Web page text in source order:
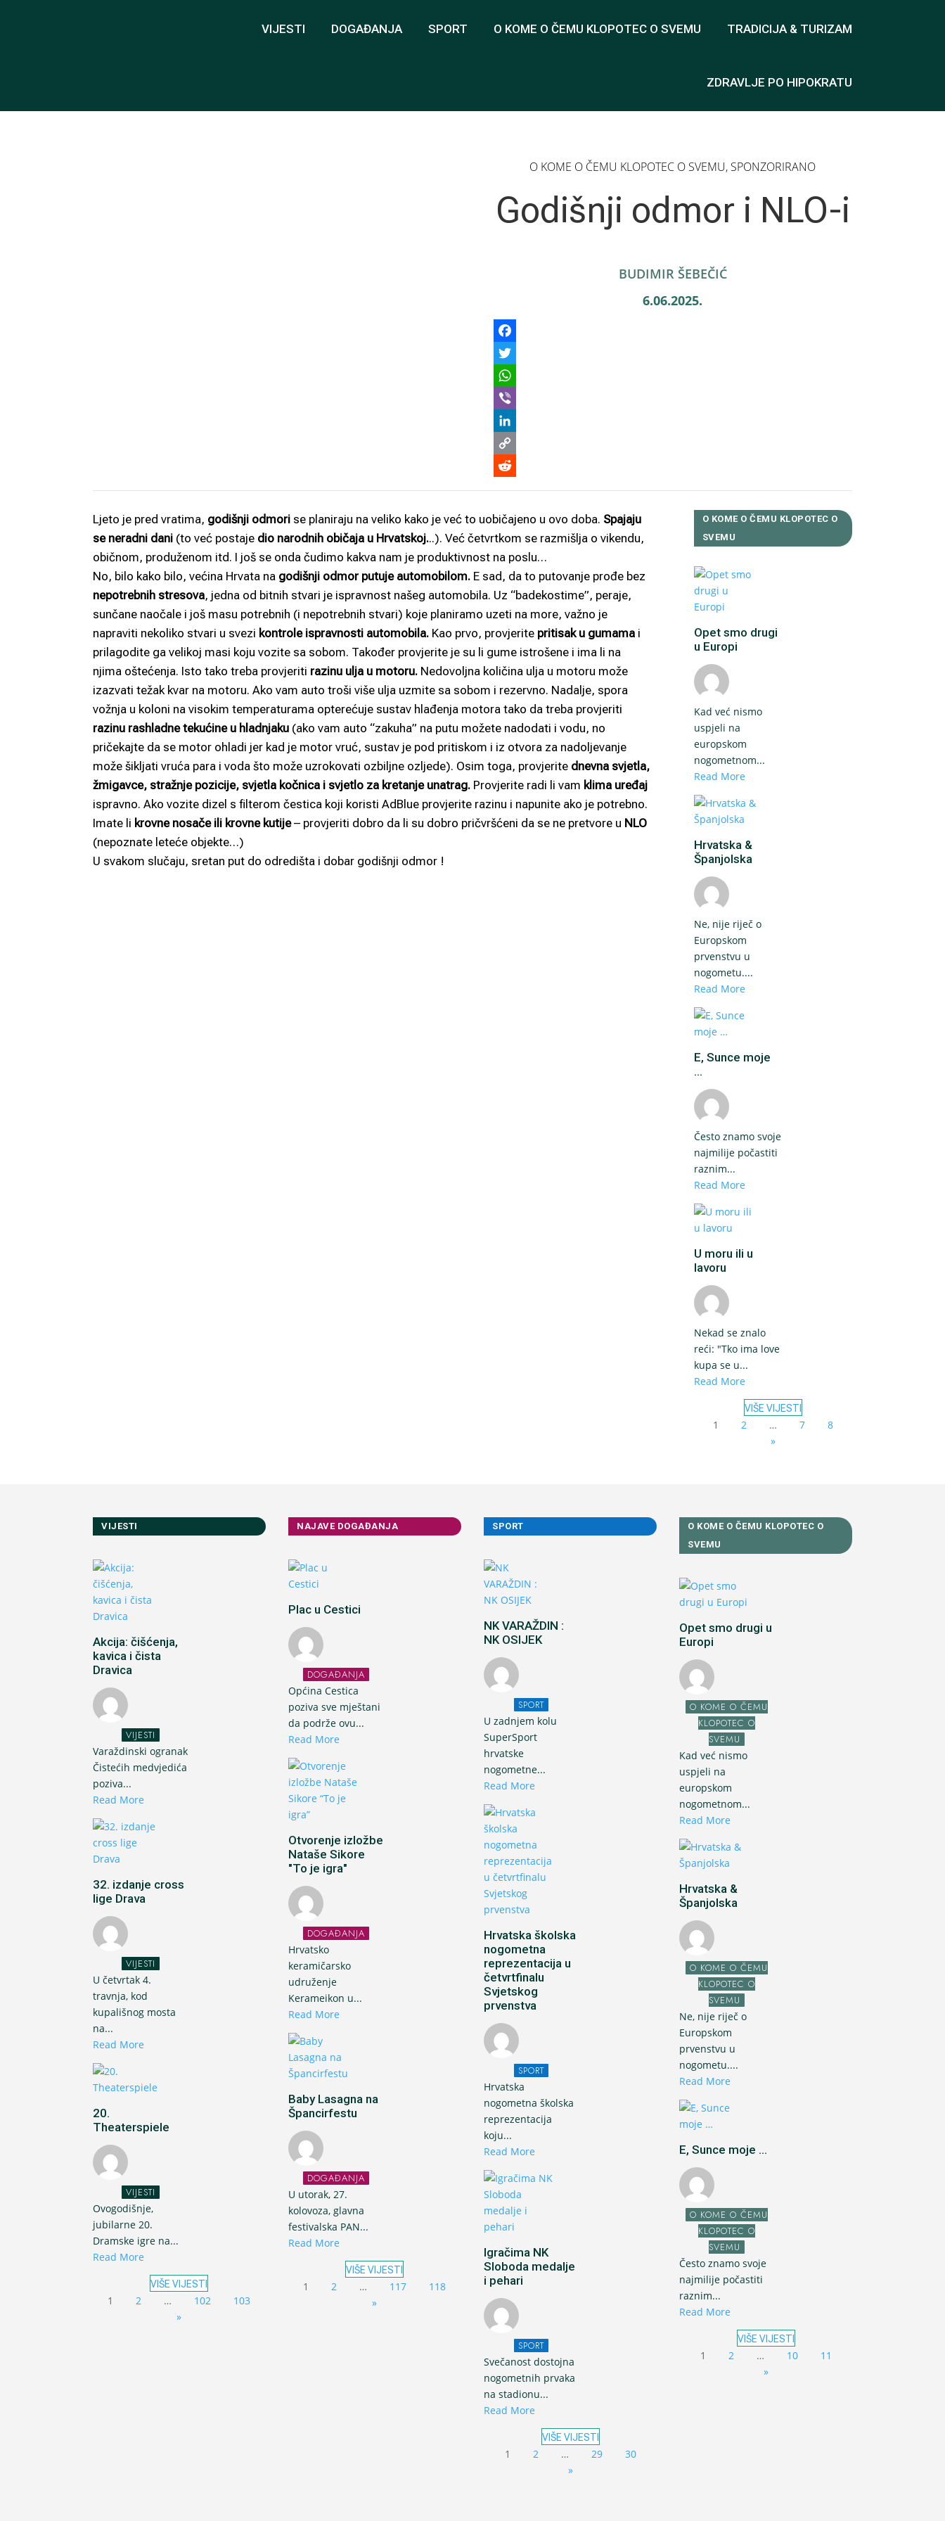
VIJESTI DOGAĐANJA SPORT O KOME O ČEMU KLOPOTEC O SVEMU TRADICIJA & TURIZAM
ZDRAVLJE PO HIPOKRATU
O KOME O ČEMU KLOPOTEC O SVEMU, SPONZORIRANO
Godišnji odmor i NLO-i
BUDIMIR ŠEBEČIĆ
6.06.2025.
Link
Reddit
Ljeto je pred vratima, godišnji odmori se planiraju na veliko kako je već to uobičajeno u ovo doba. Spajaju
se neradni dani (to već postaje dio narodnih običaja u Hrvatskoj...). Već četvrtkom se razmišlja o vikendu,
običnom, produženom itd. I još se onda čudimo kakva nam je produktivnost na poslu…
No, bilo kako bilo, većina Hrvata na godišnji odmor putuje automobilom. E sad, da to putovanje prođe bez
nepotrebnih stresova, jedna od bitnih stvari je ispravnost našeg automobila. Uz “badekostime”, peraje,
sunčane naočale i još masu potrebnih (i nepotrebnih stvari) koje planiramo uzeti na more, važno je
napraviti nekoliko stvari u svezi kontrole ispravnosti automobila. Kao prvo, provjerite pritisak u gumama i
prilagodite ga velikoj masi koju vozite sa sobom. Također provjerite je su li gume istrošene i ima li na
njima oštećenja. Isto tako treba provjeriti razinu ulja u motoru. Nedovoljna količina ulja u motoru može
izazvati težak kvar na motoru. Ako vam auto troši više ulja uzmite sa sobom i rezervno. Nadalje, spora
vožnja u koloni na visokim temperaturama opterećuje sustav hlađenja motora tako da treba provjeriti
razinu rashladne tekućine u hladnjaku (ako vam auto “zakuha” na putu možete nadodati i vodu, no
pričekajte da se motor ohladi jer kad je motor vruć, sustav je pod pritiskom i iz otvora za nadoljevanje
može šikljati vruća para i voda što može uzrokovati ozbiljne ozljede). Osim toga, provjerite dnevna svjetla,
žmigavce, stražnje pozicije, svjetla kočnica i svjetlo za kretanje unatrag. Provjerite radi li vam klima uređaj
ispravno. Ako vozite dizel s filterom čestica koji koristi AdBlue provjerite razinu i napunite ako je potrebno.
Imate li krovne nosače ili krovne kutije– provjeriti dobro da li su dobro pričvršćeni da se ne pretvore u NLO
(nepoznate leteće objekte…)
U svakom slučaju, sretan put do odredišta i dobar godišnji odmor !
O KOME O ČEMU KLOPOTEC O
SVEMU
Opet smo drugi
u Europi
Kad već nismo
uspjeli na
europskom
nogometnom...
Read More
Hrvatska &
Španjolska
Ne, nije riječ o
Europskom
prvenstvu u
nogometu....
Read More
E, Sunce moje
...
Često znamo svoje
najmilije počastiti
raznim...
Read More
U moru ili u
lavoru
Nekad se znalo
reći: "Tko ima love
kupa se u...
Read More
VIŠE VIJESTI
1 2 … 7
8
»
VIJESTI
Akcija: čišćenja,
kavica i čista
Dravica
VIJESTI
Varaždinski ogranak
Čistećih medvjedića
poziva...
Read More
32. izdanje cross
lige Drava
VIJESTI
U četvrtak 4.
travnja, kod
kupališnog mosta
na...
Read More
20.
Theaterspiele
VIJESTI
Ovogodišnje,
jubilarne 20.
Dramske igre na...
Read More
VIŠE VIJESTI
1 2 … 102
103
»
NAJAVE DOGAĐANJA
Plac u Cestici
DOGAĐANJA
Općina Cestica
poziva sve mještani
da podrže ovu...
Read More
Otvorenje izložbe
Nataše Sikore
"To je igra"
DOGAĐANJA
Hrvatsko
keramičarsko
udruženje
Kerameikon u...
Read More
Baby Lasagna na
Špancirfestu
DOGAĐANJA
U utorak, 27.
kolovoza, glavna
festivalska PAN...
Read More
VIŠE VIJESTI
1 2 … 117
118
»
SPORT
NK VARAŽDIN :
NK OSIJEK
SPORT
U zadnjem kolu
SuperSport
hrvatske
nogometne...
Read More
Hrvatska školska
nogometna
reprezentacija u
četvrtfinalu
Svjetskog
prvenstva
SPORT
Hrvatska
nogometna školska
reprezentacija
koju...
Read More
Igračima NK
Sloboda medalje
i pehari
SPORT
Svečanost dostojna
nogometnih prvaka
na stadionu...
Read More
VIŠE VIJESTI
1 2 … 29
30
»
O KOME O ČEMU KLOPOTEC O
SVEMU
Opet smo drugi u
Europi
O KOME O ČEMU
KLOPOTEC O
SVEMU
Kad već nismo
uspjeli na
europskom
nogometnom...
Read More
Hrvatska &
Španjolska
O KOME O ČEMU
KLOPOTEC O
SVEMU
Ne, nije riječ o
Europskom
prvenstvu u
nogometu....
Read More
E, Sunce moje ...
O KOME O ČEMU
KLOPOTEC O
SVEMU
Često znamo svoje
najmilije počastiti
raznim...
Read More
VIŠE VIJESTI
1 2 … 10
11
»